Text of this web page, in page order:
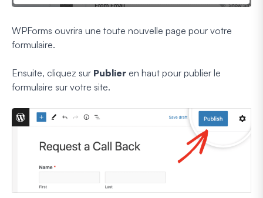
WPForms ouvrira une toute nouvelle page pour votre
formulaire.
Ensuite, cliquez sur Publier en haut pour publier le
formulaire sur votre site.